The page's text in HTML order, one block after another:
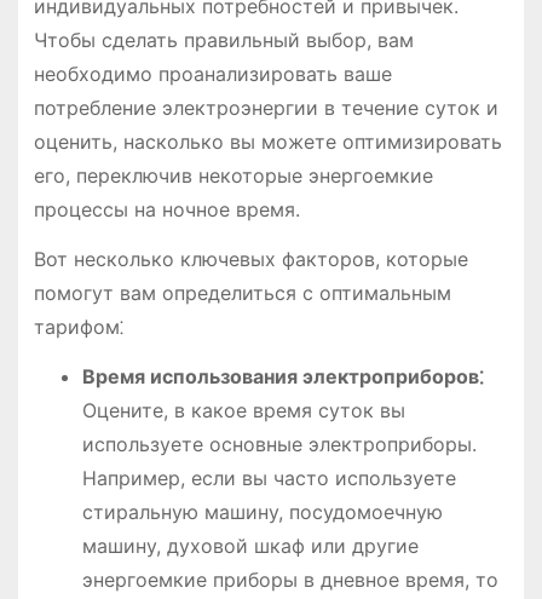
индивидуальных потребностей и привычек.
Чтобы сделать правильный выбор, вам
необходимо проанализировать ваше
потребление электроэнергии в течение суток и
оценить, насколько вы можете оптимизировать
его, переключив некоторые энергоемкие
процессы на ночное время.
Вот несколько ключевых факторов, которые
помогут вам определиться с оптимальным
тарифом⁚
Время использования электроприборов⁚
Оцените, в какое время суток вы
используете основные электроприборы.
Например, если вы часто используете
стиральную машину, посудомоечную
машину, духовой шкаф или другие
энергоемкие приборы в дневное время, то